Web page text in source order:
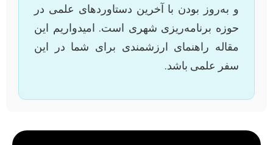
و به‌روز بودن با آخرین دستاوردهای علمی در
حوزه برنامه‌ریزی شهری است. امیدواریم این
مقاله راهنمای ارزشمندی برای شما در این
سفر علمی باشد.